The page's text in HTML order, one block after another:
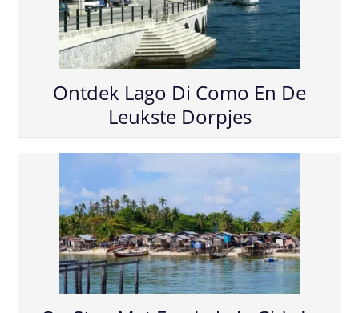
Ontdek Lago Di Como En De
Leukste Dorpjes